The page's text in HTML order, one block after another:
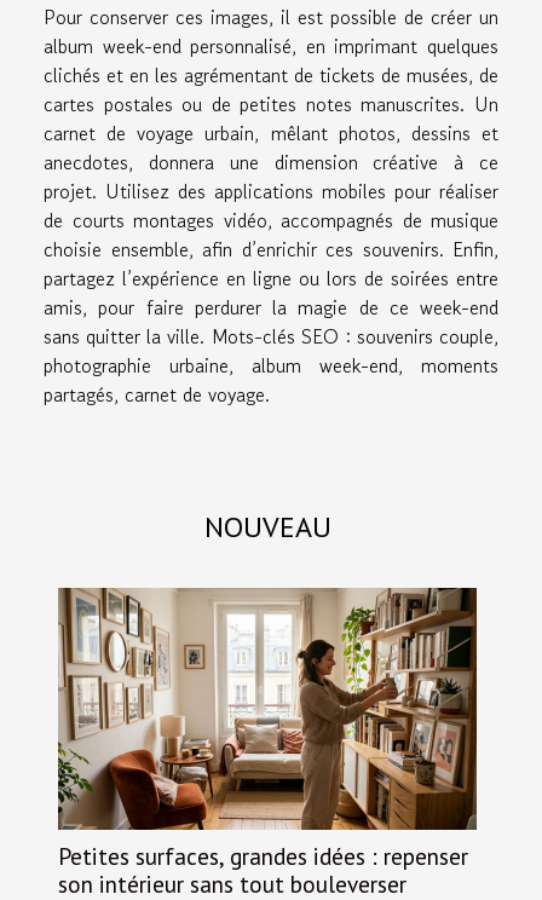
Pour conserver ces images, il est possible de créer un
album week-end personnalisé, en imprimant quelques
clichés et en les agrémentant de tickets de musées, de
cartes postales ou de petites notes manuscrites. Un
carnet de voyage urbain, mêlant photos, dessins et
anecdotes, donnera une dimension créative à ce
projet. Utilisez des applications mobiles pour réaliser
de courts montages vidéo, accompagnés de musique
choisie ensemble, afin d’enrichir ces souvenirs. Enfin,
partagez l’expérience en ligne ou lors de soirées entre
amis, pour faire perdurer la magie de ce week-end
sans quitter la ville. Mots-clés SEO : souvenirs couple,
photographie urbaine, album week-end, moments
partagés, carnet de voyage.
NOUVEAU
Petites surfaces, grandes idées : repenser
son intérieur sans tout bouleverser